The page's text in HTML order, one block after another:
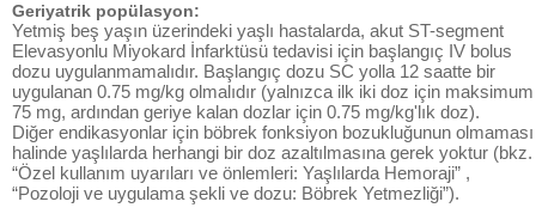
Geriyatrik popülasyon:
Yetmiş beş yaşın üzerindeki yaşlı hastalarda, akut ST-segment
Elevasyonlu Miyokard İnfarktüsü tedavisi için başlangıç IV bolus
dozu uygulanmamalıdır. Başlangıç dozu SC yolla 12 saatte bir
uygulanan 0.75 mg/kg olmalıdır (yalnızca ilk iki doz için maksimum
75 mg, ardından geriye kalan dozlar için 0.75 mg/kg'lık doz).
Diğer endikasyonlar için böbrek fonksiyon bozukluğunun olmaması
halinde yaşlılarda herhangi bir doz azaltılmasına gerek yoktur (bkz.
“Özel kullanım uyarıları ve önlemleri: Yaşlılarda Hemoraji” ,
“Pozoloji ve uygulama şekli ve dozu: Böbrek Yetmezliği”).